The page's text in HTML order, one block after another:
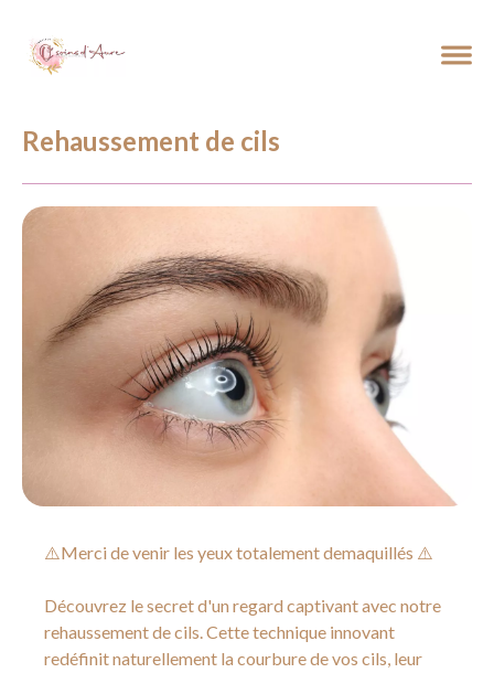
Rehaussement de cils
⚠️Merci de venir les yeux totalement demaquillés ⚠️
Découvrez le secret d'un regard captivant avec notre
rehaussement de cils. Cette technique innovant
redéfinit naturellement la courbure de vos cils, leur